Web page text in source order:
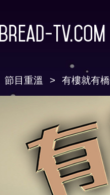
Bread-TV.com
節目重溫 有樓就有橋